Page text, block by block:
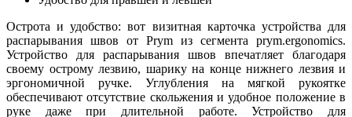
Острота и удобство: вот визитная карточка устройства для
распарывания швов от Prym из сегмента prym.ergonomics.
Устройство для распарывания швов впечатляет благодаря
своему острому лезвию, шарику на конце нижнего лезвия и
эргономичной ручке. Углубления на мягкой рукоятке
обеспечивают отсутствие скольжения и удобное положение в
руке даже при длительной работе. Устройство для